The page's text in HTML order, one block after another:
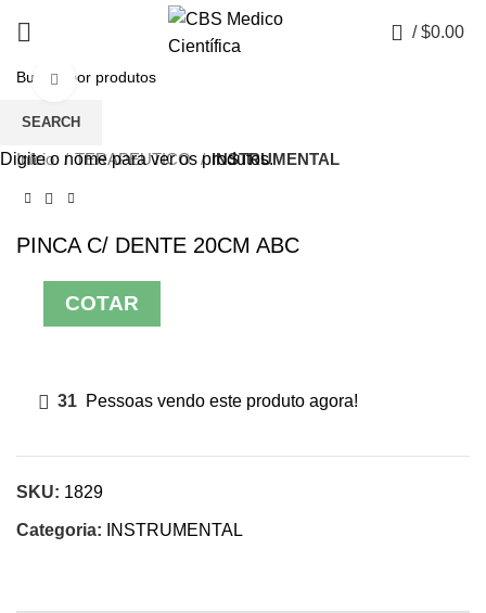
/ $0.00
Click to enlarge
Início TERAPEUTICO INSTRUMENTAL
PINCA C/ DENTE 20CM ABC
COTAR
31 Pessoas vendo este produto agora!
SKU: 1829
Categoria: INSTRUMENTAL
SEARCH
Digite o nome para ver os produtos.